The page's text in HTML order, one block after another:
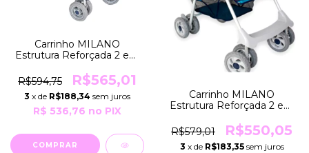
Carrinho MILANO
Estrutura Reforçada 2 em
Azul Galzerano
R$594,75 R$565,01
3 x de R$188,34 sem juros
R$ 536,76 no PIX
Carrinho MILANO
Estrutura Reforçada 2 em
Verde Amazonas
Galzerano
R$579,01 R$550,05
3 x de R$183,35 sem juros